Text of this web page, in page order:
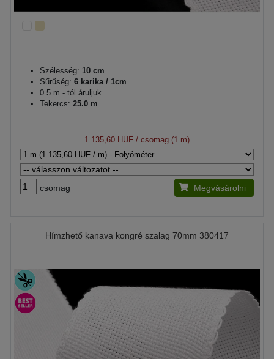
Szélesség: 10 cm
Sűrűség: 6 karika / 1cm
0.5 m - tól áruljuk.
Tekercs: 25.0 m
1 135,60 HUF / csomag (1 m)
csomag Megvásárolni
Hímzhető kanava kongré szalag 70mm 380417